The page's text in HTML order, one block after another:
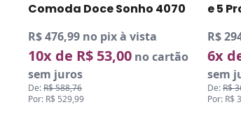
Comoda Doce Sonho 4070
R$ 476,99 no pix à vista
10x de R$ 53,00 no cartão
sem juros
De:R$ 588,76
Por: R$ 529,99
e 5
R$
6x
sem
De:R$
Por: R$